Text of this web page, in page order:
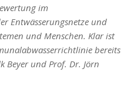
im
Entwässerungsnetze und
und Menschen. Klar ist
bereits
Beyer und Prof. Dr. Jörn